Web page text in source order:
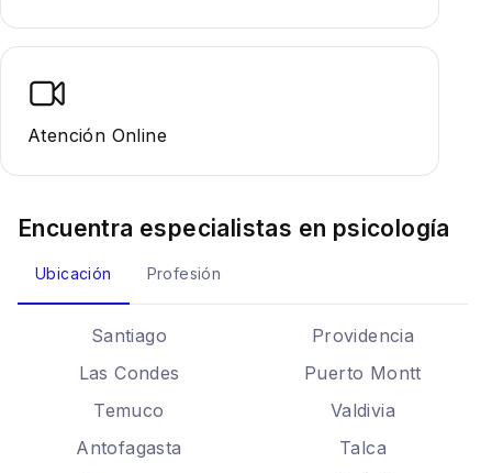
Atención Online
Encuentra especialistas en psicología
Ubicación Profesión
Santiago
Providencia
Las Condes
Puerto Montt
Temuco
Valdivia
Antofagasta
Talca